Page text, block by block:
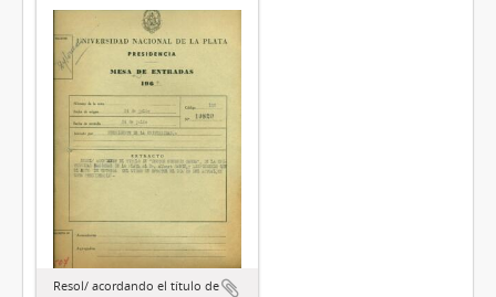
Resol/ acordando el título de